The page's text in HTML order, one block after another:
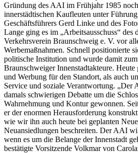
Gründung des AAI im Frühjahr 1985
innerstädtischen Kaufleuten unter
Geschäftsführers Gerd Linke und des
Lange ging es im „Arbeitsausschuss“ des
Verkehrsverein Braunschweig e. V. vor
Werbemaßnahmen. Schnell positionierte
politische Institution und wurde damit
Braunschweiger Innenstadtakteure.
und Werbung für den Standort, als auch
Service und soziale Verantwortung. „Der
damals schwierigen Debatte um die
Wahrnehmung und Kontur gewonnen.
er der enormen Herausforderung
wie wir ihn auch heute bei geplanten
Neuansiedlungen beschreiten. Der AAI
wenn es um die Belange der Innenstadt
bestätigte Vorsitzende Volkmar von